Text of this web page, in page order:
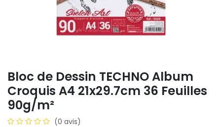
Bloc de Dessin TECHNO Album
Croquis A4 21x29.7cm 36 Feuilles
90g/m²
(0 avis)